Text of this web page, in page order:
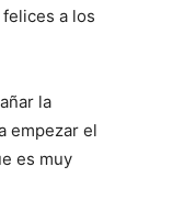
a los
la
empezar el
es muy